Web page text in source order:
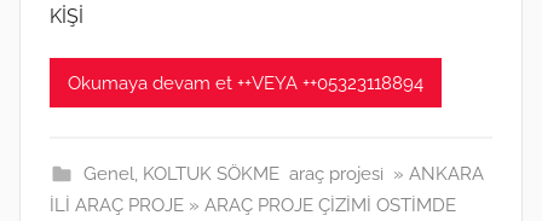
1
r
h
i
KİŞİ
Okumaya devam et ++VEYA ++05323118894
Genel, KOLTUK SÖKME araç projesi » ANKARA
İLİ ARAÇ PROJE » ARAÇ PROJE ÇİZİMİ OSTİMDE